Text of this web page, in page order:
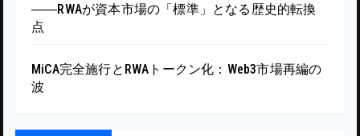
――RWAが資本市場の「標準」となる歴史的転換
点
MiCA完全施行とRWAトークン化：Web3市場再編の
波